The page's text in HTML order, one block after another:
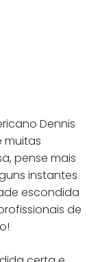
Dennis
muitas
pense mais
instantes
escondida
de